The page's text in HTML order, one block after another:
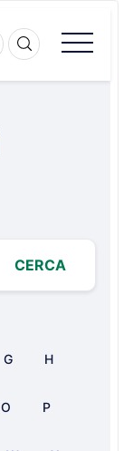
CERCA
G H
O P